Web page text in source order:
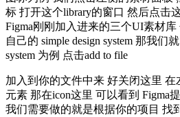
标 打开这个library的窗口 然后点击
Figma刚刚加入进来的三个UI素材库
自己的 simple design system 那我们
system 为例 点击add to file
加入到你的文件中来 好关闭这里
元素 那在icon这里 可以看到 Figma
我们需要做的就是根据你的项目 找